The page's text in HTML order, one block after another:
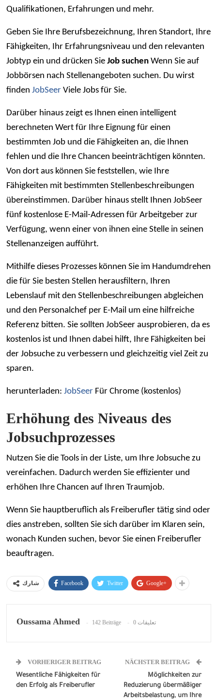
Qualifikationen, Erfahrungen und mehr.
Geben Sie Ihre Berufsbezeichnung, Ihren Standort, Ihre
Fähigkeiten, Ihr Erfahrungsniveau und den relevanten
Jobtyp ein und drücken Sie Job suchenWenn Sie auf
Jobbörsen nach Stellenangeboten suchen. Du wirst
finden JobSeerViele Jobs für Sie.
Darüber hinaus zeigt es Ihnen einen intelligent
berechneten Wert für Ihre Eignung für einen
bestimmten Job und die Fähigkeiten an, die Ihnen
fehlen und die Ihre Chancen beeinträchtigen könnten.
Von dort aus können Sie feststellen, wie Ihre
Fähigkeiten mit bestimmten Stellenbeschreibungen
übereinstimmen. Darüber hinaus stellt Ihnen JobSeer
fünf kostenlose E-Mail-Adressen für Arbeitgeber zur
Verfügung, wenn einer von ihnen eine Stelle in seinen
Stellenanzeigen aufführt.
Mithilfe dieses Prozesses können Sie im Handumdrehen
die für Sie besten Stellen herausfiltern, Ihren
Lebenslauf mit den Stellenbeschreibungen abgleichen
und den Personalchef per E-Mail um eine hilfreiche
Referenz bitten. Sie sollten JobSeer ausprobieren, da es
kostenlos ist und Ihnen dabei hilft, Ihre Fähigkeiten bei
der Jobsuche zu verbessern und gleichzeitig viel Zeit zu
sparen.
herunterladen: JobSeerFür Chrome (kostenlos)
Erhöhung des Niveaus des
Jobsuchprozesses
Nutzen Sie die Tools in der Liste, um Ihre Jobsuche zu
vereinfachen. Dadurch werden Sie effizienter und
erhöhen Ihre Chancen auf Ihren Traumjob.
Wenn Sie hauptberuflich als Freiberufler tätig sind oder
dies anstreben, sollten Sie sich darüber im Klaren sein,
wonach Kunden suchen, bevor Sie einen Freiberufler
beauftragen.
شارك Facebook Twitter Google+
Oussama Ahmed 142 Beiträge 0 تعليقات
VORHERIGER BEITRAG
Wesentliche Fähigkeiten für
den Erfolg als Freiberufler
NÄCHSTER BEITRAG
Möglichkeiten zur
Reduzierung übermäßiger
Arbeitsbelastung, um Ihre